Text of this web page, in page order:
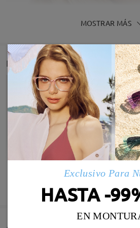
MOSTRAR MÁS
Detail
Exclusivo Para
HASTA -
EN